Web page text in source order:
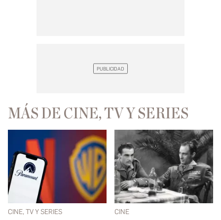
MÁS DE CINE, TV Y SERIES
CINE, TV Y SERIES CINE